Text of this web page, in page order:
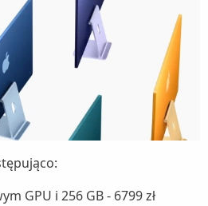
GPU i 256 GB - 6799 zł